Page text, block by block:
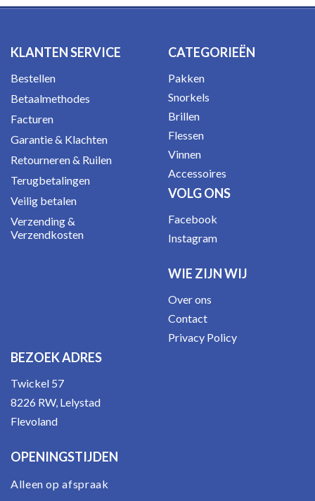
KLANTEN SERVICE
Bestellen
Betaalmethodes
Facturen
Garantie & Klachten
Retourneren & Ruilen
Terugbetalingen
Veilig betalen
Verzending &
Verzendkosten
CATEGORIEËN
Pakken
Snorkels
Brillen
Flessen
Vinnen
Accessoires
VOLG ONS
Facebook
Instagram
WIE ZIJN WIJ
Over ons
Contact
Privacy Policy
BEZOEK ADRES
Twickel 57
8226 RW, Lelystad
Flevoland
OPENINGSTIJDEN
Alleen op afspraak